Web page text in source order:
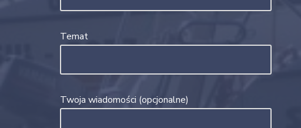
Temat
Twoja wiadomości (opcjonalne)